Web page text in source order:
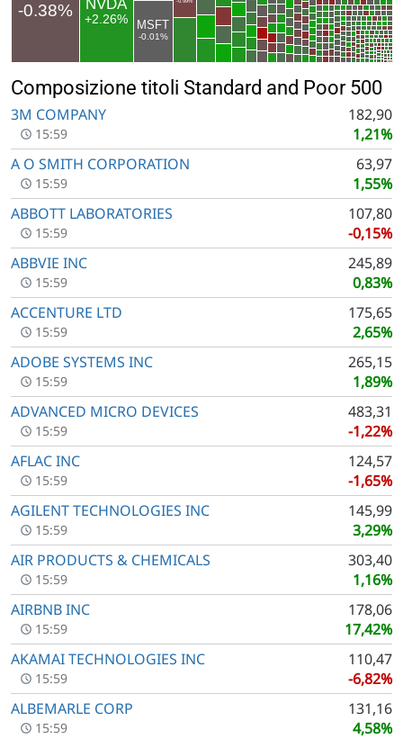
Composizione titoli Standard and Poor 500
3M COMPANY
182,90
1,21%
15:59
A O SMITH CORPORATION
63,97
1,55%
15:59
ABBOTT LABORATORIES
107,80
-0,15%
15:59
ABBVIE INC
245,89
0,83%
15:59
ACCENTURE LTD
175,65
2,65%
15:59
ADOBE SYSTEMS INC
265,15
1,89%
15:59
ADVANCED MICRO DEVICES
483,31
-1,22%
15:59
AFLAC INC
124,57
-1,65%
15:59
AGILENT TECHNOLOGIES INC
145,99
3,29%
15:59
AIR PRODUCTS & CHEMICALS
303,40
1,16%
15:59
AIRBNB INC
178,06
17,42%
15:59
AKAMAI TECHNOLOGIES INC
110,47
-6,82%
15:59
ALBEMARLE CORP
131,16
4,58%
15:59